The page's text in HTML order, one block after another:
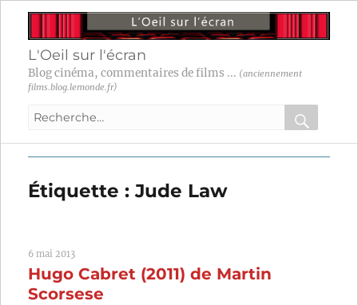
L'Oeil sur l'écran
Blog cinéma, commentaires de films ... (anciennement
films.blog.lemonde.fr)
Recherche
:
OK
Étiquette :Jude Law
6 mai 2013
Hugo Cabret (2011) de Martin
Scorsese